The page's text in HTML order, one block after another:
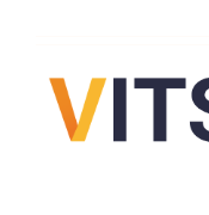
content